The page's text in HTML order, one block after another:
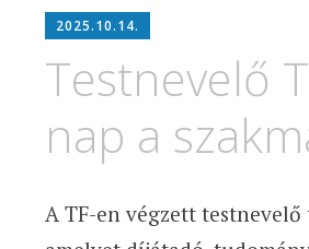
2025.10.14.
Testnevelő
nap a
A TF-en végzett